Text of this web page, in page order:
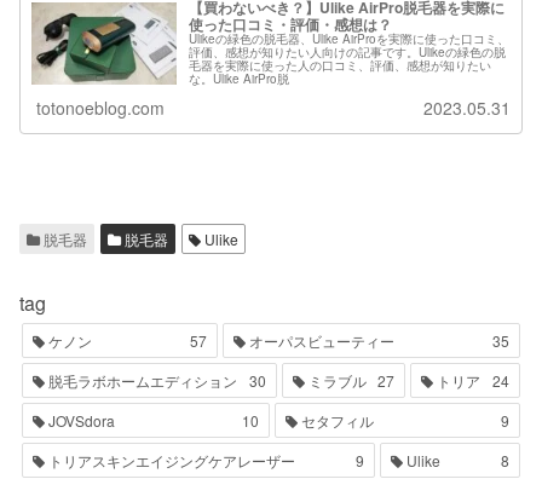
【買わないべき？】Ulike AirPro脱毛器を実際に
使った口コミ・評価・感想は？
Ulikeの緑色の脱毛器、Ulike AirProを実際に使った口コミ、
評価、感想が知りたい人向けの記事です。Ulikeの緑色の脱
毛器を実際に使った人の口コミ、評価、感想が知りたい
な。Ulike AirPro脱
totonoeblog.com 2023.05.31
脱毛器 脱毛器 Ulike
tag
ケノン 57 オーパスビューティー
35
脱毛ラボホームエディション
30 ミラブル 27 トリア
24
JOVSdora
10 セタフィル
9
トリアスキンエイジングケアレーザー
9 Ulike
8